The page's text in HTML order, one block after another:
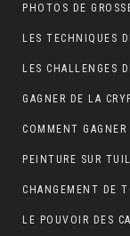
LES CHALLENGES
COMMENT
CHANGEMENT DE
LE POUVOIR DES